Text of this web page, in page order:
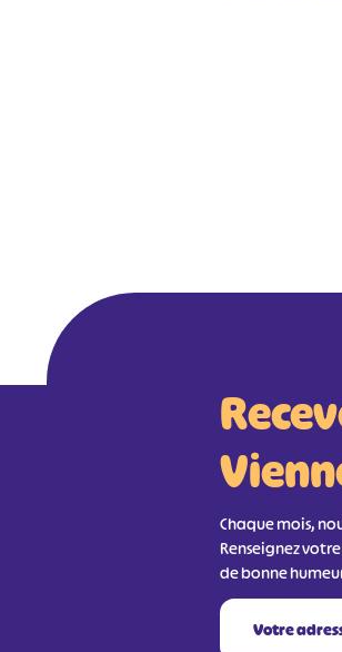
Chaque mois,
Renseignez
de bonne